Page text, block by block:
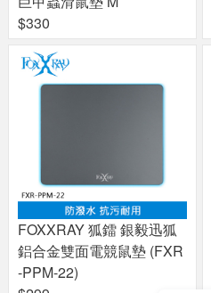
$330
FOXXRAY 狐鐳 銀毅迅狐
鋁合金雙面電競鼠墊 (FXR
-PPM-22)